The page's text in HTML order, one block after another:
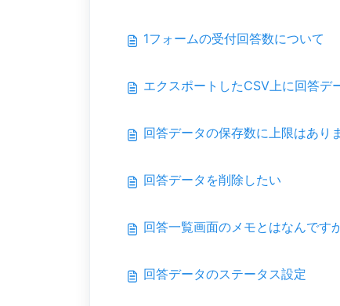
1フォームの受付回答数について
エクスポートしたCSV上に回答デ
回答データの保存数に上限はあり
回答データを削除したい
回答一覧画面のメモとはなんです
回答データのステータス設定